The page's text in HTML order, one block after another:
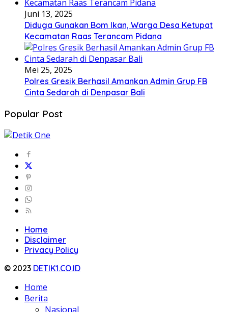
Juni 13, 2025
Diduga Gunakan Bom Ikan, Warga Desa Ketupat
Kecamatan Raas Terancam Pidana
Mei 25, 2025
Polres Gresik Berhasil Amankan Admin Grup FB
Cinta Sedarah di Denpasar Bali
Popular Post
Home
Disclaimer
Privacy Policy
© 2023 DETIK1.CO.ID
Home
Berita
Nasional